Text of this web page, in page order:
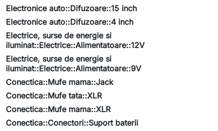
Electronice auto::Difuzoare::15 inch
Electronice auto::Difuzoare::4 inch
Electrice, surse de energie si
iluminat::Electrice::Alimentatoare::12V
Electrice, surse de energie si
iluminat::Electrice::Alimentatoare::9V
Conectica::Mufe mama::Jack
Conectica::Mufe tata::XLR
Conectica::Mufe mama::XLR
Conectica::Conectori::Suport baterii